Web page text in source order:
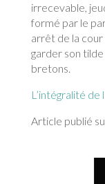
irrecevable,
formé par le
arrêt de la
garder son tilde
bretons.
L’intégralité de
Article publié